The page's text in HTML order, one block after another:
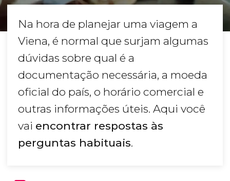
Na hora de planejar uma viagem a
Viena, é normal que surjam algumas
dúvidas sobre qual é a
documentação necessária, a moeda
oficial do país, o horário comercial e
outras informações úteis. Aqui você
vai encontrar respostas às
perguntas habituais.